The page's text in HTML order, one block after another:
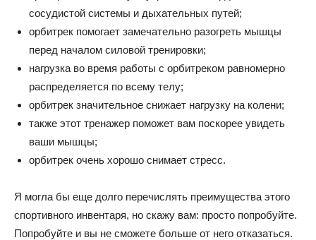
сосудистой системы и дыхательных путей;
орбитрек помогает замечательно разогреть мышцы
перед началом силовой тренировки;
нагрузка во время работы с орбитреком равномерно
распределяется по всему телу;
орбитрек значительное снижает нагрузку на колени;
также этот тренажер поможет вам поскорее увидеть
ваши мышцы;
орбитрек очень хорошо снимает стресс.
Я могла бы еще долго перечислять преимущества этого
спортивного инвентаря, но скажу вам: просто попробуйте.
Попробуйте и вы не сможете больше от него отказаться.